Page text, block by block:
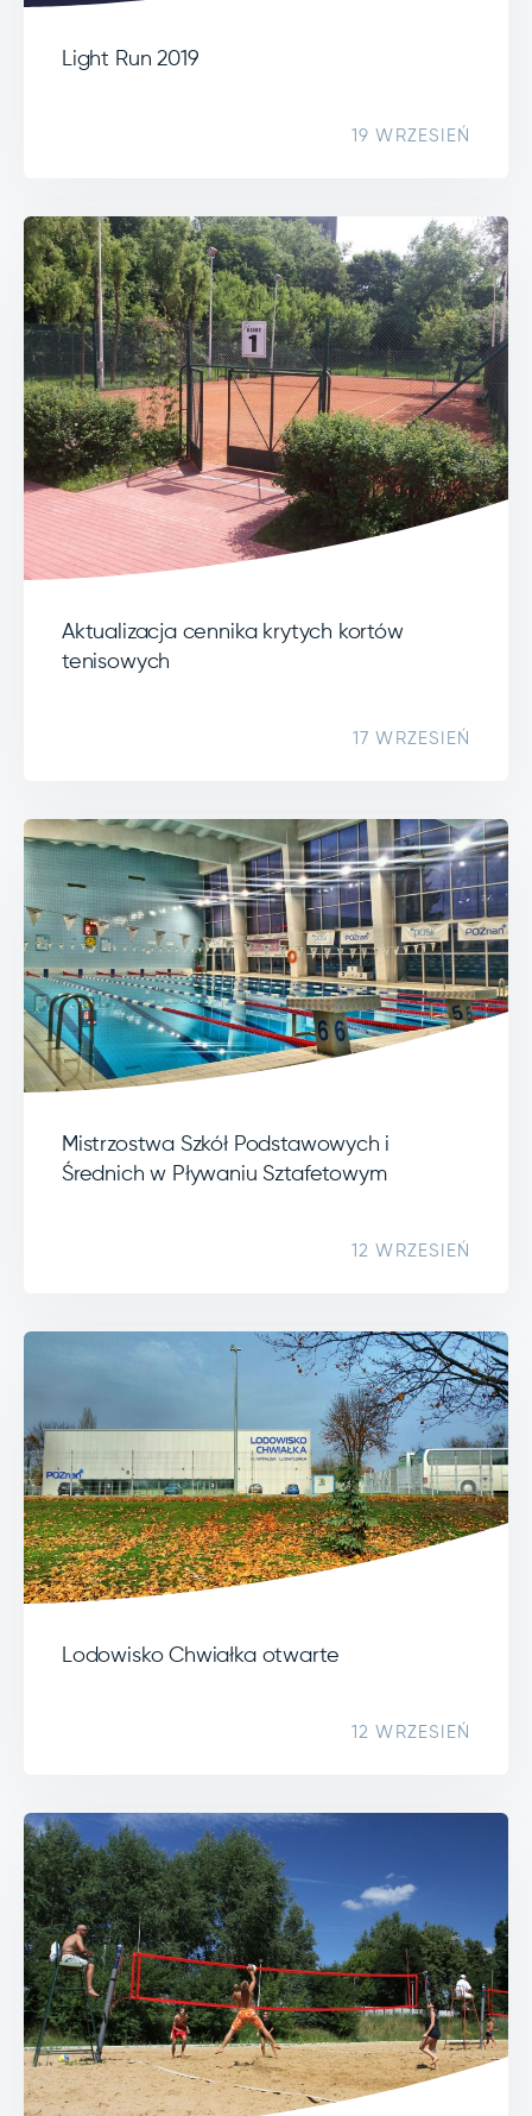
Light Run 2019
19 WRZESIEŃ
Aktualizacja cennika krytych kortów
tenisowych
17 WRZESIEŃ
Mistrzostwa Szkół Podstawowych i
Średnich w Pływaniu Sztafetowym
12 WRZESIEŃ
Lodowisko Chwiałka otwarte
12 WRZESIEŃ